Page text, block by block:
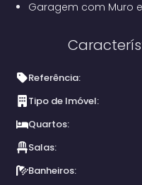
Garagem com Muro
Referência:
Tipo de Imóvel:
Quartos:
Salas:
Banheiros: